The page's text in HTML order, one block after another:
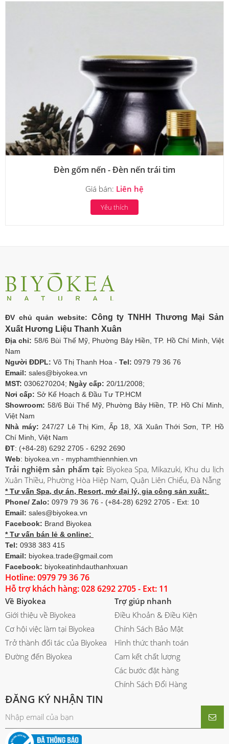
Đèn gốm nến - Đèn nến trái tim
Giá bán: Liên hệ
Yêu thích
ĐV chủ quản website: Công ty TNHH Thương Mại Sản
Xuất Hương Liệu Thanh Xuân
Địa chỉ: 58/6 Bùi Thế Mỹ, Phường Bảy Hiền, TP. Hồ Chí Minh, Việt
Nam
Người ĐDPL: Võ Thị Thanh Hoa - Tel: 0979 79 36 76
Email: sales@biyokea.vn
MST: 0306270204; Ngày cấp: 20/11/2008;
Nơi cấp: Sở Kế Hoạch & Đầu Tư TP.HCM
Showroom: 58/6 Bùi Thế Mỹ, Phường Bảy Hiền, TP. Hồ Chí Minh,
Việt Nam
Nhà máy: 247/27 Lê Thị Kim, Ấp 18, Xã Xuân Thới Sơn, TP. Hồ
Chí Minh, Việt Nam
ĐT: (+84-28) 6292 2705 - 6292 2690
Web: biyokea.vn - myphamthiennhien.vn
Trải nghiệm sản phẩm tại: Biyokea Spa, Mikazuki, Khu du lịch
Xuân Thiều, Phường Hòa Hiệp Nam, Quận Liên Chiểu, Đà Nẵng
* Tư vấn Spa, dự án, Resort, mở đại lý, gia công sản xuất:
Phone/ Zalo: 0979 79 36 76 - (+84-28) 6292 2705 - Ext: 10
Email: sales@biyokea.vn
Facebook: Brand Biyokea
* Tư vấn bán lẻ & online:
Tel: 0938 383 415
Email: biyokea.trade@gmail.com
Facebook: biyokeatinhdauthanhxuan
Hotline: 0979 79 36 76
Hỗ trợ khách hàng: 028 6292 2705 - Ext: 11
Về Biyokea
Giới thiệu về Biyokea
Cơ hội việc làm tại Biyokea
Trở thành đối tác của Biyokea
Đường đến Biyokea
Trợ giúp nhanh
Điều Khoản & Điều Kiện
Chính Sách Bảo Mật
Hình thức thanh toán
Cam kết chất lượng
Các bước đặt hàng
Chính Sách Đổi Hàng
ĐĂNG KÝ NHẬN TIN